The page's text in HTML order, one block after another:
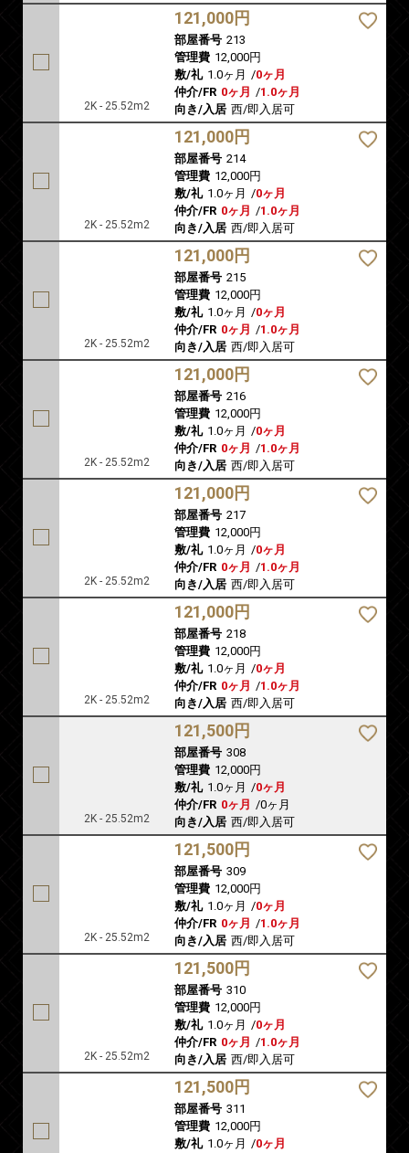
2K - 25.52m2
121,000円
部屋番号 213
管理費 12,000円
敷/礼 1.0ヶ月 /0ヶ月
仲介/FR 0ヶ月 /1.0ヶ月
向き/入居 西/即入居可
2K - 25.52m2
121,000円
部屋番号 214
管理費 12,000円
敷/礼 1.0ヶ月 /0ヶ月
仲介/FR 0ヶ月 /1.0ヶ月
向き/入居 西/即入居可
2K - 25.52m2
121,000円
部屋番号 215
管理費 12,000円
敷/礼 1.0ヶ月 /0ヶ月
仲介/FR 0ヶ月 /1.0ヶ月
向き/入居 西/即入居可
2K - 25.52m2
121,000円
部屋番号 216
管理費 12,000円
敷/礼 1.0ヶ月 /0ヶ月
仲介/FR 0ヶ月 /1.0ヶ月
向き/入居 西/即入居可
2K - 25.52m2
121,000円
部屋番号 217
管理費 12,000円
敷/礼 1.0ヶ月 /0ヶ月
仲介/FR 0ヶ月 /1.0ヶ月
向き/入居 西/即入居可
2K - 25.52m2
121,000円
部屋番号 218
管理費 12,000円
敷/礼 1.0ヶ月 /0ヶ月
仲介/FR 0ヶ月 /1.0ヶ月
向き/入居 西/即入居可
2K - 25.52m2
121,500円
部屋番号 308
管理費 12,000円
敷/礼 1.0ヶ月 /0ヶ月
仲介/FR 0ヶ月 /0ヶ月
向き/入居 西/即入居可
2K - 25.52m2
121,500円
部屋番号 309
管理費 12,000円
敷/礼 1.0ヶ月 /0ヶ月
仲介/FR 0ヶ月 /1.0ヶ月
向き/入居 西/即入居可
2K - 25.52m2
121,500円
部屋番号 310
管理費 12,000円
敷/礼 1.0ヶ月 /0ヶ月
仲介/FR 0ヶ月 /1.0ヶ月
向き/入居 西/即入居可
121,500円
部屋番号 311
管理費 12,000円
敷/礼 1.0ヶ月 /0ヶ月